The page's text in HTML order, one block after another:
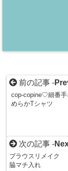
前の記事 -
cop-copine♡細番手
めらかTシャツ
次の記事 -
ブラウスリメイク
脇マチ入れ